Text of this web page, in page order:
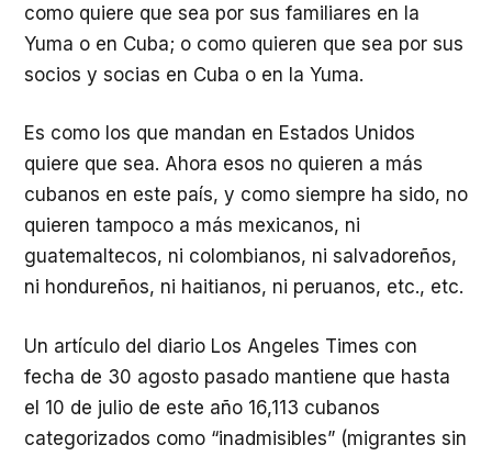
como quiere que sea por sus familiares en la
Yuma o en Cuba; o como quieren que sea por sus
socios y socias en Cuba o en la Yuma.
Es como los que mandan en Estados Unidos
quiere que sea. Ahora esos no quieren a más
cubanos en este país, y como siempre ha sido, no
quieren tampoco a más mexicanos, ni
guatemaltecos, ni colombianos, ni salvadoreños,
ni hondureños, ni haitianos, ni peruanos, etc., etc.
Un artículo del diario Los Angeles Times con
fecha de 30 agosto pasado mantiene que hasta
el 10 de julio de este año 16,113 cubanos
categorizados como “inadmisibles” (migrantes sin